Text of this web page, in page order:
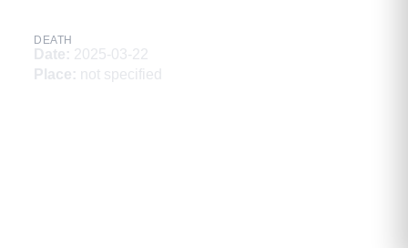
DEATH
Date: 2025-03-22
Place: not specified